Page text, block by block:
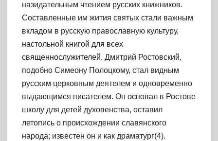
назидательным чтением русских книжников.
Составленные им жития святых стали важным
вкладом в русскую православную культуру,
настольной книгой для всех
священнослужителей. Дмитрий Ростовский,
подобно Симеону Полоцкому, стал видным
русским церковным деятелем и одновременно
выдающимся писателем. Он основал в Ростове
школу для детей духовенства, оставил
летопись о происхождении славянского
народа; известен он и как драматург(4).